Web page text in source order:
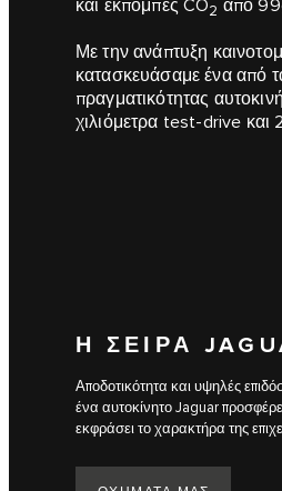
και εκπομπές CO2 από
Με την ανάπτυξη
κατασκευάσαμε ένα από
πραγματικότητας
χιλιόμετρα test-drive
Η ΣΕΙΡΆ
Αποδοτικότητα και υψηλές
ένα αυτοκίνητο Jaguar
εκφράσει το χαρακτήρα της